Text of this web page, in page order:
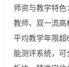
师资与教学特
教师、双一流
平均教学年限
能测评系统，